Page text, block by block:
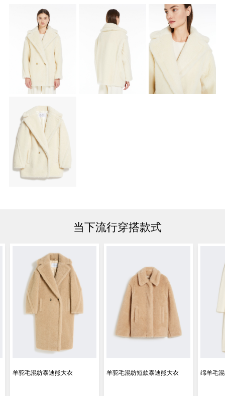
当下流行穿搭款式
羊驼毛混纺泰迪熊大衣 羊驼毛混纺短款泰迪熊大衣 绵羊毛